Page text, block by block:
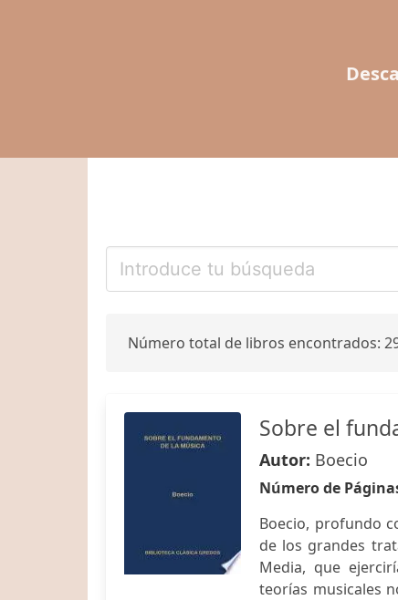
Número total de libros encontrados:
Sobre el
Autor: Boecio
Número de
Boecio, profundo
de los grandes
Media, que
teorías musicales